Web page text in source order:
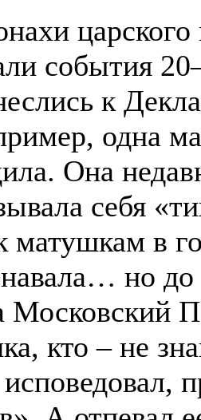
события
к
одна
Она
себя
матушкам в
но до
Московский
кто – не